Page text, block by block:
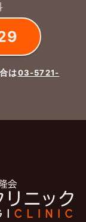
は03-5721-